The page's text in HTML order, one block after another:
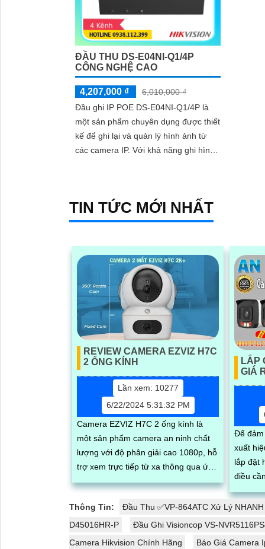
ĐẦU THU DS-E04NI-Q1/4P
CÔNG NGHỆ CAO
4,207,000 ₫
6,010,000 ₫
Đầu ghi IP POE DS-E04NI-Q1/4P là
một sản phẩm chuyên dụng được thiết
kế để ghi lại và quản lý hình ảnh từ
các camera IP. Với khả năng ghi hình
TIN TỨC MỚI NHẤT
REVIEW CAMERA EZVIZ H7C
2 ỐNG KÍNH
Lần xem: 10277
6/22/2024 5:31:32 PM
Camera EZVIZ H7C 2 ống kính là
một sản phẩm camera an ninh chất
lượng với độ phân giải cao 1080p, hỗ
trợ xem trực tiếp từ xa thông qua ứng
dụng di động. Với thiết kế hiện đại,...
LẮP
GIÁ
Để đảm
xuất
lắp đặt
điều cần thiết. Với
xưởng
Thông Tin:
Đầu Thu ✅VP-864ATC Xử Lý NHANH
D45016HR-P
Đầu Ghi Visioncop VS-
Camera Hikvision Chính Hãng
Báo Giá Camera